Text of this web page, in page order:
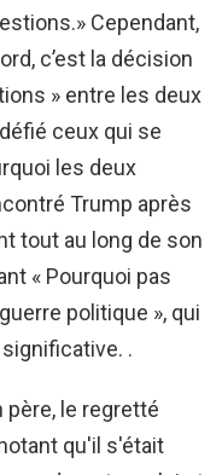
Cependant,
c’est la décision
» entre les deux
ceux qui se
les deux
Trump après
tout au long de son
« Pourquoi pas
politique », qui
.
le regretté
qu'il s'était